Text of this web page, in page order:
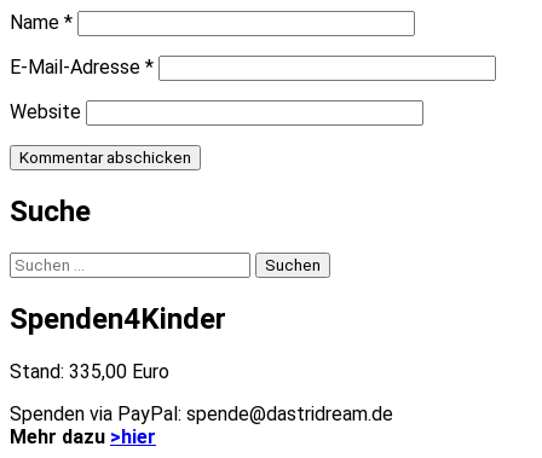
Name *
E-Mail-Adresse *
Website
Suche
Suchen
nach:
Spenden4Kinder
Stand: 335,00 Euro
Spenden via PayPal: spende@dastridream.de
Mehr dazu >hier